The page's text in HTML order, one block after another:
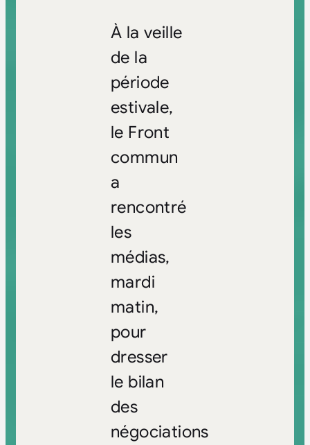
À la veille
de la
période
estivale,
le Front
commun
a
rencontré
les
médias,
mardi
matin,
pour
dresser
le bilan
des
négociations